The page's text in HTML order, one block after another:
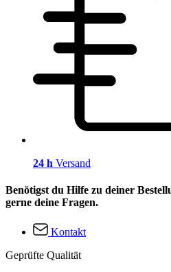
24 h Versand
Benötigst du Hilfe zu deiner
gerne deine Fragen.
Kontakt
Geprüfte Qualität